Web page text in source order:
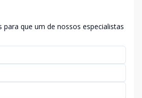
para que um de nossos especialistas